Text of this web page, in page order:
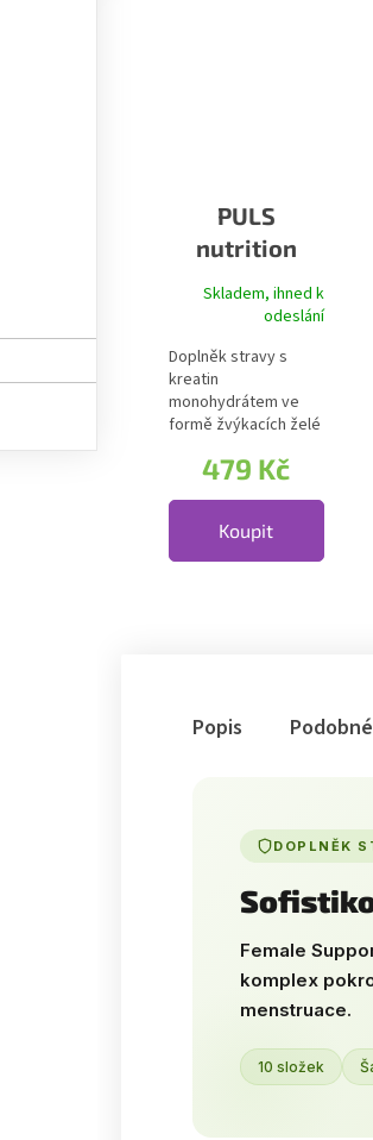
PULS
nutrition
Creatine
Gummy Bear
Skladem, ihned k
odeslání
479 Kč
Koupit
Doplněk stravy s
kreatin
monohydrátem ve
formě žvýkacích želé
jahody. Tři želé...
Popis
DOPLNĚK
Female
komplex
menstruace.
10 složek